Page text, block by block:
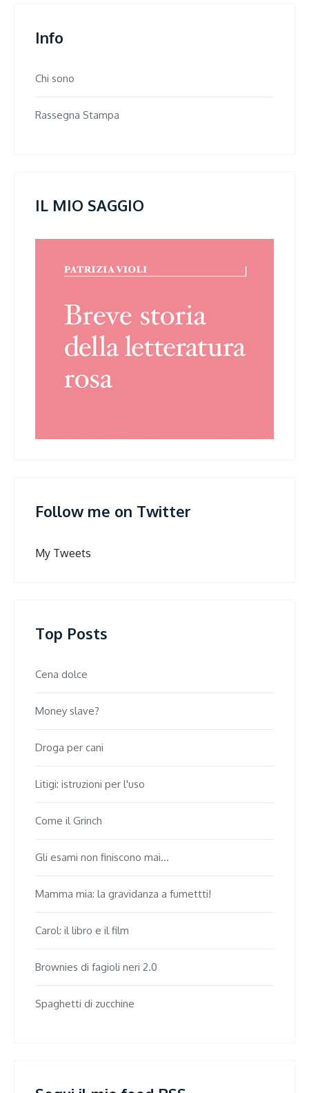
Info
Chi sono
Rassegna Stampa
IL MIO SAGGIO
Follow me on Twitter
My Tweets
Top Posts
Cena dolce
Money slave?
Droga per cani
Litigi: istruzioni per l'uso
Come il Grinch
Gli esami non finiscono mai...
Mamma mia: la gravidanza a fumettti!
Carol: il libro e il film
Brownies di fagioli neri 2.0
Spaghetti di zucchine